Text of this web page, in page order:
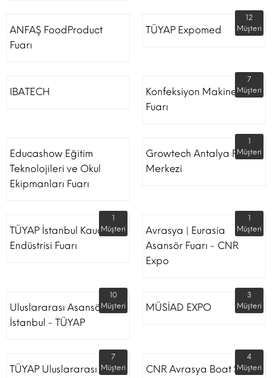
ANFAŞ FoodProduct
Fuarı
TÜYAP Expomed
12
Müşteri
IBATECH
Konfeksiyon Makinesi
Fuarı
7
Müşteri
Educashow Eğitim
Teknolojileri ve Okul
Ekipmanları Fuarı
Growtech Antalya Fuar
Merkezi
1
Müşteri
TÜYAP İstanbul Kauçuk
Endüstrisi Fuarı
1
Müşteri
Avrasya | Eurasia
Asansör Fuarı - CNR
Expo
1
Müşteri
Uluslararası Asansör
İstanbul - TÜYAP
10
Müşteri
MÜSİAD EXPO
3
Müşteri
TÜYAP Uluslararası
7
Müşteri
CNR Avrasya Boat Show
4
Müşteri